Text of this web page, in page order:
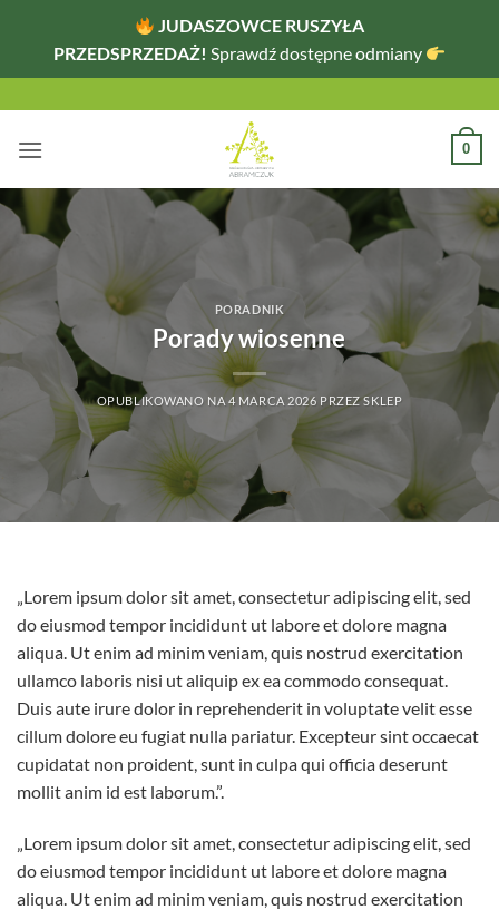
JUDASZOWCE RUSZYŁA
PRZEDSPRZEDAŻ! Sprawdź dostępne odmiany
zawartości
0
PORADNIK
Porady wiosenne
OPUBLIKOWANO NA 4 MARCA 2026 PRZEZSKLEP
„Lorem ipsum dolor sit amet, consectetur adipiscing elit, sed
do eiusmod tempor incididunt ut labore et dolore magna
aliqua. Ut enim ad minim veniam, quis nostrud exercitation
ullamco laboris nisi ut aliquip ex ea commodo consequat.
Duis aute irure dolor in reprehenderit in voluptate velit esse
cillum dolore eu fugiat nulla pariatur. Excepteur sint occaecat
cupidatat non proident, sunt in culpa qui officia deserunt
mollit anim id est laborum.”.
„Lorem ipsum dolor sit amet, consectetur adipiscing elit, sed
do eiusmod tempor incididunt ut labore et dolore magna
aliqua. Ut enim ad minim veniam, quis nostrud exercitation